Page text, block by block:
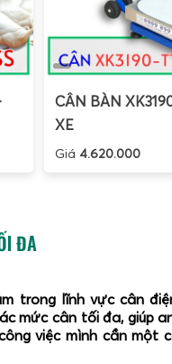
CÂN BÀN
XE
Giá 4.620.000
ĐA
trong lĩnh vực cân
mức cân tối đa, giúp
việc mình cần một